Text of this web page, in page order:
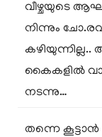
വീഴ്ചയുടെ
നിന്നും
കൈകളിൽ
നടന്നു…
തന്നെ